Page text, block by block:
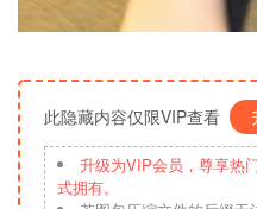
此隐藏内容仅限VIP查看
升级为VIP会员，尊享热
式拥有。